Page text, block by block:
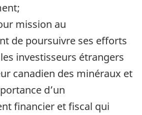
mission au
de poursuivre ses efforts
investisseurs étrangers
canadien des minéraux et
d’un
financier et fiscal qui